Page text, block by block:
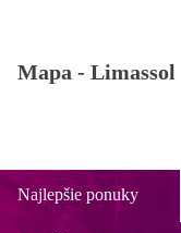
Mapa - Limassol
Najlepšie ponuky